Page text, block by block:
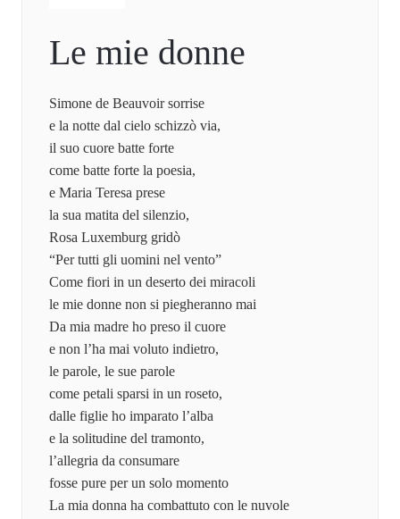
Le mie donne
Simone de Beauvoir sorrise
e la notte dal cielo schizzò via,
il suo cuore batte forte
come batte forte la poesia,
e Maria Teresa prese
la sua matita del silenzio,
Rosa Luxemburg gridò
“Per tutti gli uomini nel vento”
Come fiori in un deserto dei miracoli
le mie donne non si piegheranno mai
Da mia madre ho preso il cuore
e non l’ha mai voluto indietro,
le parole, le sue parole
come petali sparsi in un roseto,
dalle figlie ho imparato l’alba
e la solitudine del tramonto,
l’allegria da consumare
fosse pure per un solo momento
La mia donna ha combattuto con le nuvole